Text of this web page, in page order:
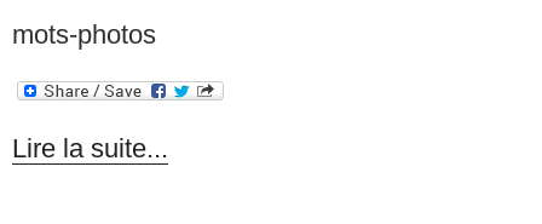
mots-photos
Lire la suite...